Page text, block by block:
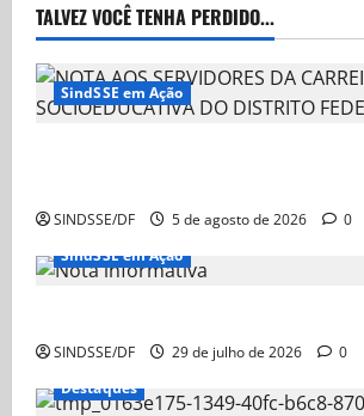
TALVEZ VOCÊ TENHA PERDIDO...
SindSSE em Ação
SINDSSE/DF 5 de agosto de 2026
0
SindSSE em Ação
SINDSSE/DF 29 de julho de 2026
0
Destaques